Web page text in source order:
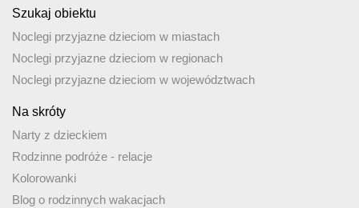
Szukaj obiektu
Noclegi przyjazne dzieciom w miastach
Noclegi przyjazne dzieciom w regionach
Noclegi przyjazne dzieciom w województwach
Na skróty
Narty z dzieckiem
Rodzinne podróże - relacje
Kolorowanki
Blog o rodzinnych wakacjach